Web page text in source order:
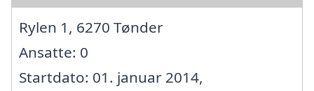
Rylen 1, 6270 Tønder
Ansatte: 0
Startdato: 01. januar 2014,